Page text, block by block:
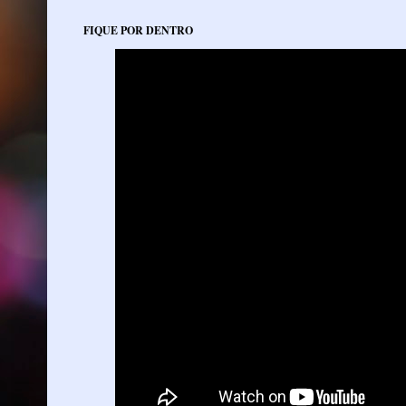
FIQUE POR DENTRO